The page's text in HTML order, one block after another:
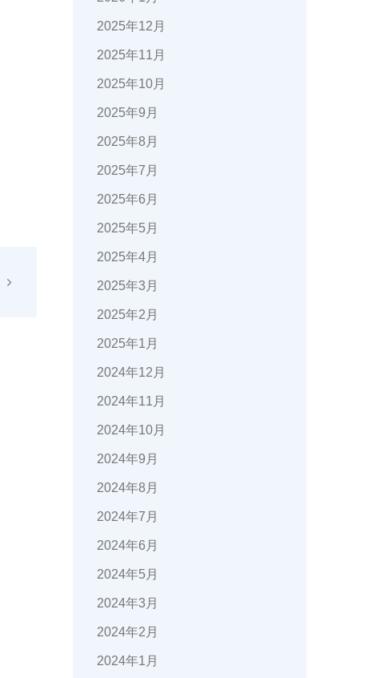
2025年12月
2025年11月
2025年10月
2025年9月
2025年8月
2025年7月
2025年6月
2025年5月
2025年4月
2025年3月
2025年2月
2025年1月
2024年12月
2024年11月
2024年10月
2024年9月
2024年8月
2024年7月
2024年6月
2024年5月
2024年3月
2024年2月
2024年1月